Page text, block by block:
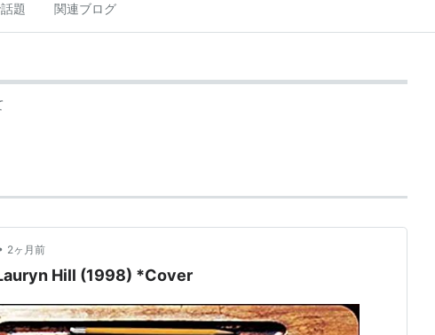
題 関連ブログ
2ヶ月前
Hill (1998) *Cover